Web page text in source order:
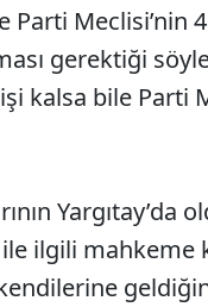
Meclisi’nin
gerektiği
kalsa bile Parti
Yargıtay’da
ilgili mahkeme